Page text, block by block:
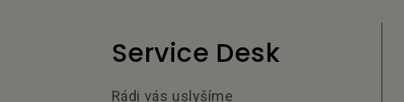
Service Desk
Rádi vás uslyšíme